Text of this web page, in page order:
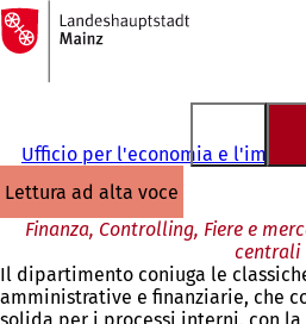
Vai al contenuto
Alla
pagina
iniziale
Ufficio per l'economia e
lettura ad alta voce
Finanza, Controlling, Fiere e
centrali
Il dipartimento coniuga le
amministrative e finanziarie, che